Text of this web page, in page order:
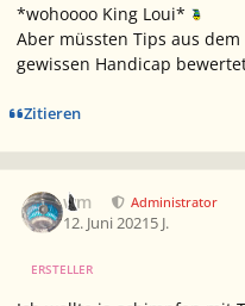
*wohoooo King Loui*
Aber müssten Tips aus
gewissen Handicap
Zitieren
wm Administrator
12. Juni 20215 J.
ERSTELLER